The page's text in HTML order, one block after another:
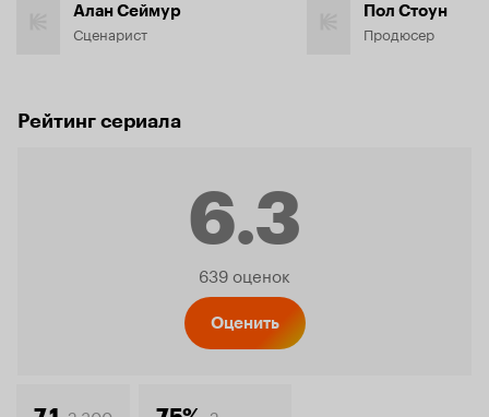
Алан Сеймур
Сценарист
Пол Стоун
Продюсер
Рейтинг сериала
6.3
Рейтинг
639 оценок
Оценить